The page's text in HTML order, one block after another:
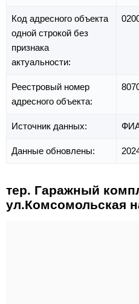
Код адресного объекта
одной строкой без
признака
актуальности:
Реестровый номер
адресного объекта:
Источник данных:
Данные обновлены:
тер. Гаражный
ул.Комсомольская